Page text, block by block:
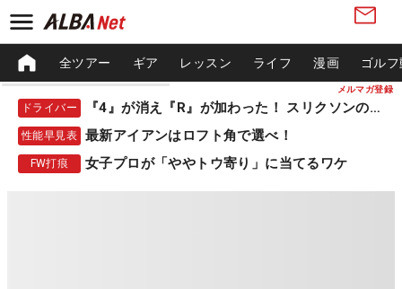
メルマガ登録
全ツアー ギア レッスン ライフ 漫画 ゴル
ドライバー 『4』が消え『R』が加わった！ スリクソンの新作
性能早見表 最新アイアンはロフト角で選べ！
FW打痕 女子プロが「ややトウ寄り」に当てるワケ